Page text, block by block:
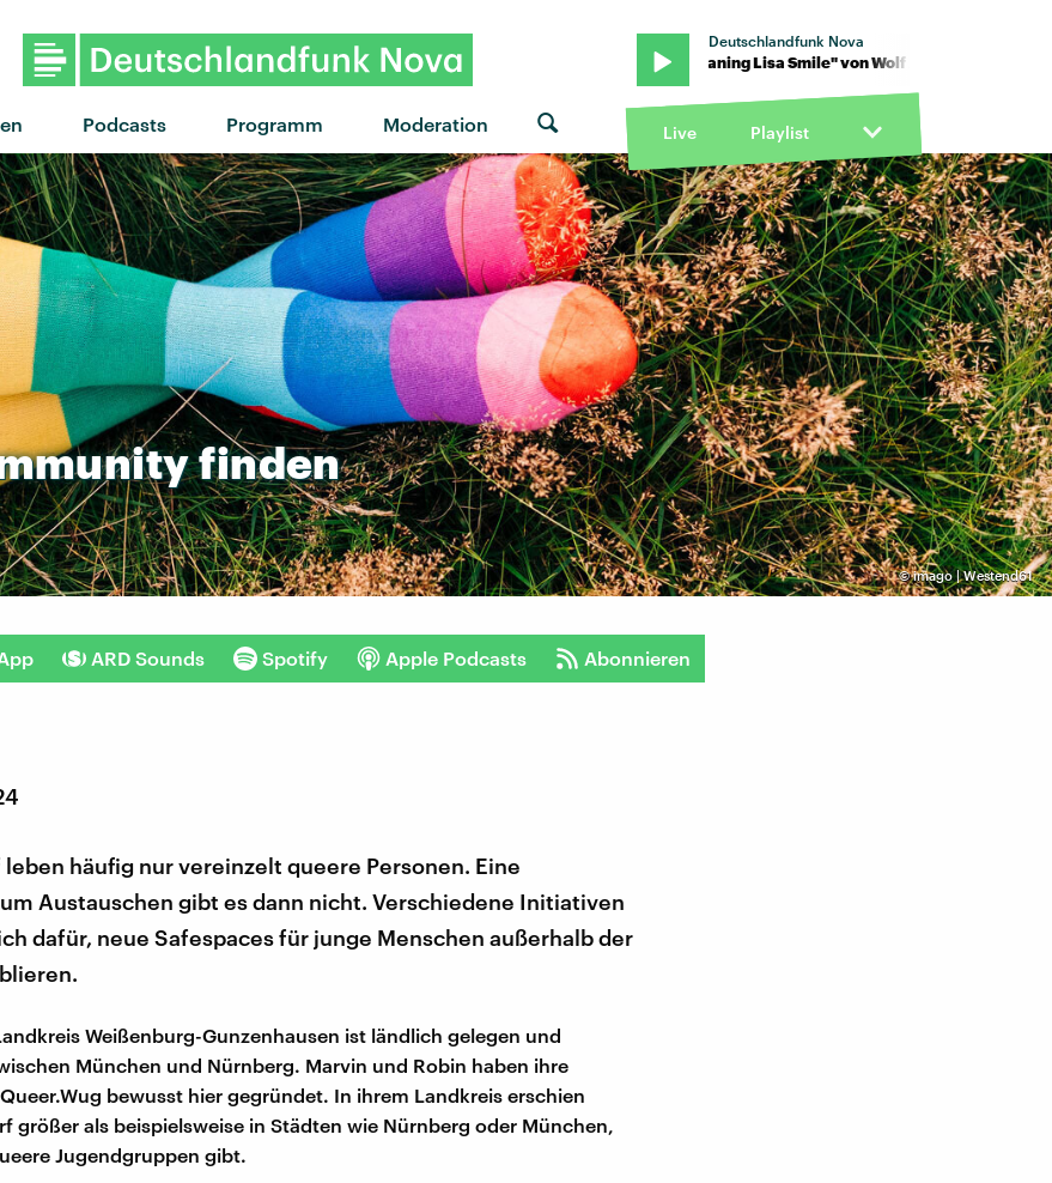
Podcasts Programm Moderation
Deutschlandfunk Nova
"Moaning Lisa Smile" von Wolf Alice · "Moaning Lisa Smile" von Wolf Alice · "Moaning Lisa Smile"
Live Playlist
©imago | Westend61
finden
ARD Sounds Spotify Apple Podcasts Abonnieren
häufig nur vereinzelt queere Personen. Eine
Austauschen gibt es dann nicht. Verschiedene Initiativen
dafür, neue Safespaces für junge Menschen außerhalb der
Weißenburg-Gunzenhausen ist ländlich gelegen und
München und Nürnberg. Marvin und Robin haben ihre
bewusst hier gegründet. In ihrem Landkreis erschien
größer als beispielsweise in Städten wie Nürnberg oder München,
Jugendgruppen gibt.